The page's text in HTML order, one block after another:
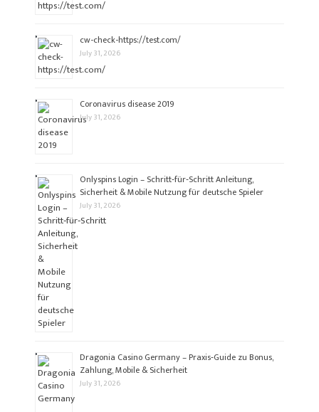
cw-check-https://test.com/
July 31, 2026
Coronavirus disease 2019
July 31, 2026
Onlyspins Login – Schritt‑für‑Schritt Anleitung,
Sicherheit & Mobile Nutzung für deutsche Spieler
July 31, 2026
Dragonia Casino Germany – Praxis‑Guide zu Bonus,
Zahlung, Mobile & Sicherheit
July 31, 2026